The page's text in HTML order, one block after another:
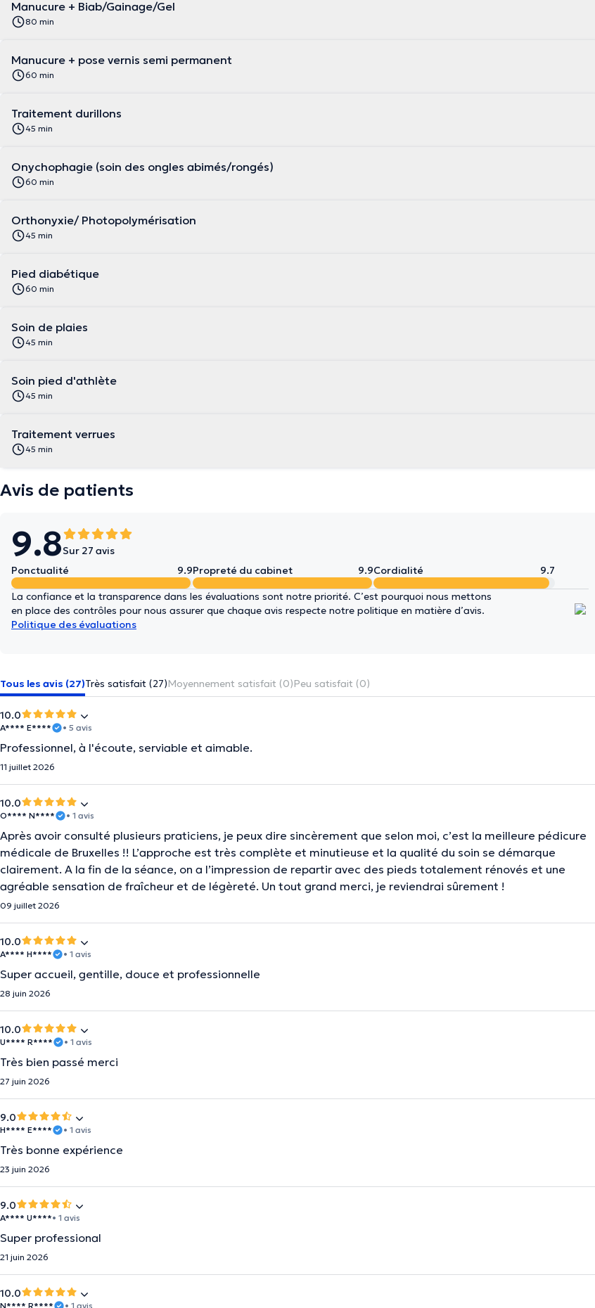
Manucure + Biab/Gainage/Gel
80 min
Manucure + pose vernis semi permanent
60 min
Traitement durillons
45 min
Onychophagie (soin des ongles abimés/rongés)
60 min
Orthonyxie/ Photopolymérisation
45 min
Pied diabétique
60 min
Soin de plaies
45 min
Soin pied d'athlète
45 min
Traitement verrues
45 min
Avis de patients
9.8Sur 27 avis
Ponctualité
9.9Propreté du cabinet 9.9Cordialité 9.7
La confiance et la transparence dans les évaluations sont notre priorité. C’est pourquoi nous mettons
en place des contrôles pour nous assurer que chaque avis respecte notre politique en matière d’avis.
Politique des évaluations
Tous les avis (27)Très satisfait (27)Moyennement satisfait (0)Peu satisfait (0)
10.0
A**** E**** • 5 avis
Professionnel, à l'écoute, serviable et aimable.
11 juillet 2026
10.0
O**** N**** • 1 avis
Après avoir consulté plusieurs praticiens, je peux dire sincèrement que selon moi, c’est la meilleure pédicure
médicale de Bruxelles !! L’approche est très complète et minutieuse et la qualité du soin se démarque
clairement. A la fin de la séance, on a l’impression de repartir avec des pieds totalement rénovés et une
agréable sensation de fraîcheur et de légèreté. Un tout grand merci, je reviendrai sûrement !
09 juillet 2026
10.0
A**** H**** • 1 avis
Super accueil, gentille, douce et professionnelle
28 juin 2026
10.0
U**** R**** • 1 avis
Très bien passé merci
27 juin 2026
9.0
H**** E**** • 1 avis
Très bonne expérience
23 juin 2026
9.0
A**** U****• 1 avis
Super professional
21 juin 2026
10.0
N**** R**** • 1 avis